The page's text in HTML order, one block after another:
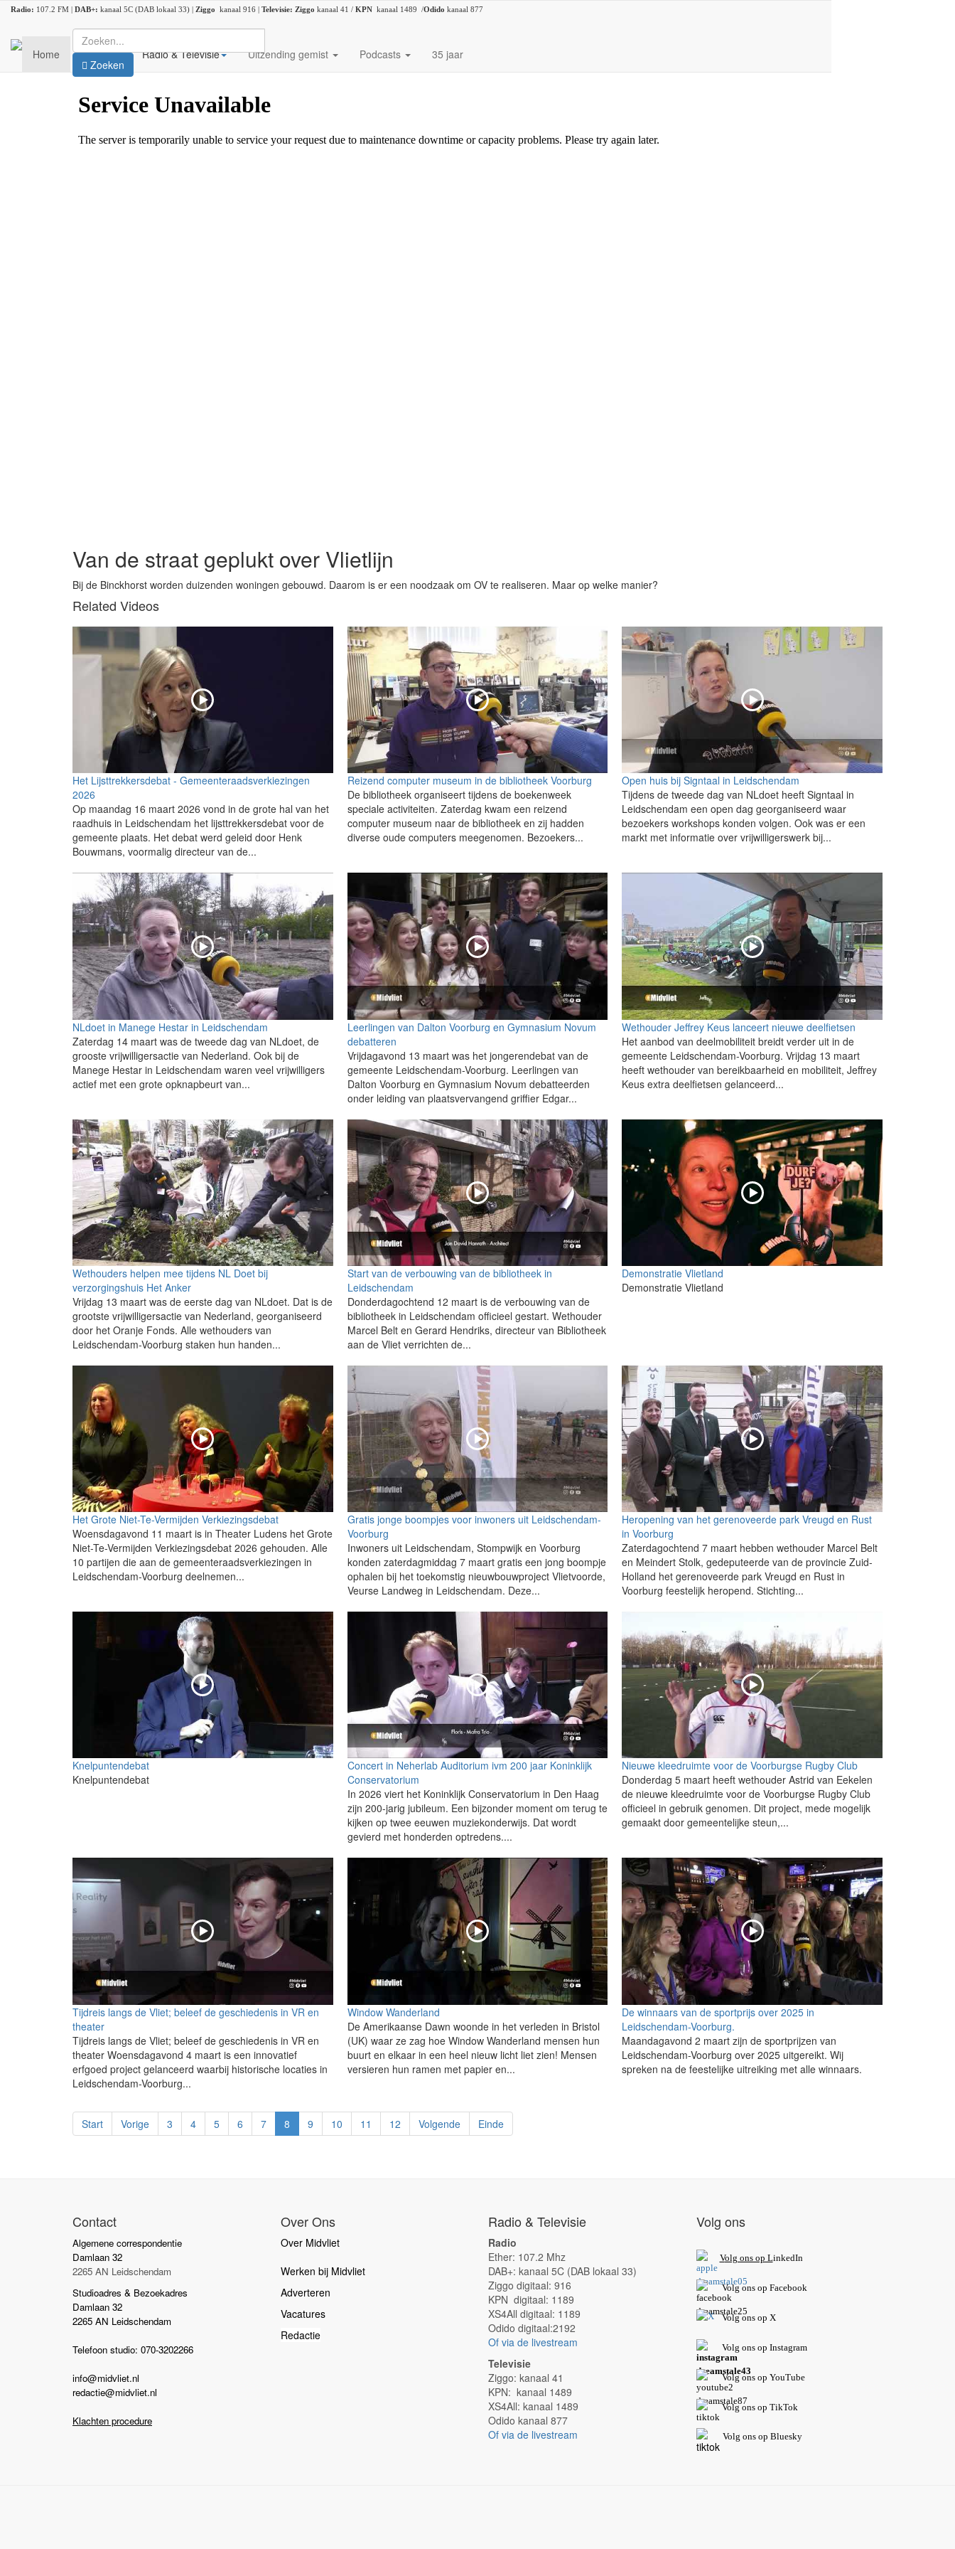
Radio: 107.2 FM | DAB+: kanaal 5C (DAB lokaal 33) | Ziggo kanaal 916 | Televisie: Ziggo kanaal 41 / KPN kanaal 1489 /Odido kanaal 877
Home Nieuws Radio & Televisie Uitzending gemist Podcasts 35 jaar
Zoeken
Van de straat geplukt over Vlietlijn
Bij de Binckhorst worden duizenden woningen gebouwd. Daarom is er een noodzaak om OV te realiseren. Maar op welke manier?
Related Videos
Het Lijsttrekkersdebat - Gemeenteraadsverkiezingen
2026
Op maandag 16 maart 2026 vond in de grote hal van het
raadhuis in Leidschendam het lijsttrekkersdebat voor de
gemeente plaats. Het debat werd geleid door Henk
Bouwmans, voormalig directeur van de...
Reizend computer museum in de bibliotheek Voorburg
De bibliotheek organiseert tijdens de boekenweek
speciale activiteiten. Zaterdag kwam een reizend
computer museum naar de bibliotheek en zij hadden
diverse oude computers meegenomen. Bezoekers...
Open huis bij Signtaal in Leidschendam
Tijdens de tweede dag van NLdoet heeft Signtaal in
Leidschendam een open dag georganiseerd waar
bezoekers workshops konden volgen. Ook was er een
markt met informatie over vrijwilligerswerk bij...
NLdoet in Manege Hestar in Leidschendam
Zaterdag 14 maart was de tweede dag van NLdoet, de
grooste vrijwilligersactie van Nederland. Ook bij de
Manege Hestar in Leidschendam waren veel vrijwilligers
actief met een grote opknapbeurt van...
Leerlingen van Dalton Voorburg en Gymnasium Novum
debatteren
Vrijdagavond 13 maart was het jongerendebat van de
gemeente Leidschendam-Voorburg. Leerlingen van
Dalton Voorburg en Gymnasium Novum debatteerden
onder leiding van plaatsvervangend griffier Edgar...
Wethouder Jeffrey Keus lanceert nieuwe deelfietsen
Het aanbod van deelmobiliteit breidt verder uit in de
gemeente Leidschendam-Voorburg. Vrijdag 13 maart
heeft wethouder van bereikbaarheid en mobiliteit, Jeffrey
Keus extra deelfietsen gelanceerd...
Wethouders helpen mee tijdens NL Doet bij
verzorgingshuis Het Anker
Vrijdag 13 maart was de eerste dag van NLdoet. Dat is de
grootste vrijwilligersactie van Nederland, georganiseerd
door het Oranje Fonds. Alle wethouders van
Leidschendam-Voorburg staken hun handen...
Start van de verbouwing van de bibliotheek in
Leidschendam
Donderdagochtend 12 maart is de verbouwing van de
bibliotheek in Leidschendam officieel gestart. Wethouder
Marcel Belt en Gerard Hendriks, directeur van Bibliotheek
aan de Vliet verrichten de...
Demonstratie Vlietland
Demonstratie Vlietland
Het Grote Niet-Te-Vermijden Verkiezingsdebat
Woensdagavond 11 maart is in Theater Ludens het Grote
Niet-Te-Vermijden Verkiezingsdebat 2026 gehouden. Alle
10 partijen die aan de gemeenteraadsverkiezingen in
Leidschendam-Voorburg deelnemen...
Gratis jonge boompjes voor inwoners uit Leidschendam-
Voorburg
Inwoners uit Leidschendam, Stompwijk en Voorburg
konden zaterdagmiddag 7 maart gratis een jong boompje
ophalen bij het toekomstig nieuwbouwproject Vlietvoorde,
Veurse Landweg in Leidschendam. Deze...
Heropening van het gerenoveerde park Vreugd en Rust
in Voorburg
Zaterdagochtend 7 maart hebben wethouder Marcel Belt
en Meindert Stolk, gedeputeerde van de provincie Zuid-
Holland het gerenoveerde park Vreugd en Rust in
Voorburg feestelijk heropend. Stichting...
Knelpuntendebat
Knelpuntendebat
Concert in Neherlab Auditorium ivm 200 jaar Koninklijk
Conservatorium
In 2026 viert het Koninklijk Conservatorium in Den Haag
zijn 200-jarig jubileum. Een bijzonder moment om terug te
kijken op twee eeuwen muziekonderwijs. Dat wordt
gevierd met honderden optredens....
Nieuwe kleedruimte voor de Voorburgse Rugby Club
Donderdag 5 maart heeft wethouder Astrid van Eekelen
de nieuwe kleedruimte voor de Voorburgse Rugby Club
officieel in gebruik genomen. Dit project, mede mogelijk
gemaakt door gemeentelijke steun,...
Tijdreis langs de Vliet; beleef de geschiedenis in VR en
theater
Tijdreis langs de Vliet; beleef de geschiedenis in VR en
theater Woensdagavond 4 maart is een innovatief
erfgoed project gelanceerd waarbij historische locaties in
Leidschendam-Voorburg...
Window Wanderland
De Amerikaanse Dawn woonde in het verleden in Bristol
(UK) waar ze zag hoe Window Wanderland mensen hun
buurt en elkaar in een heel nieuw licht liet zien! Mensen
versieren hun ramen met papier en...
De winnaars van de sportprijs over 2025 in
Leidschendam-Voorburg.
Maandagavond 2 maart zijn de sportprijzen van
Leidschendam-Voorburg over 2025 uitgereikt. Wij
spreken na de feestelijke uitreiking met alle winnaars.
Start Vorige 3 4 5 6 7 8 9 10 11 12 Volgende Einde
Contact
Algemene correspondentie
Damlaan 32
2265 AN Leidschendam
Studioadres & Bezoekadres
Damlaan 32
2265 AN Leidschendam
Telefoon studio: 070-3202266
info@midvliet.nl
redactie@midvliet.nl
Klachten procedure
Over Ons
Over Midvliet
Werken bij Midvliet
Adverteren
Vacatures
Redactie
Radio & Televisie
Radio
Ether: 107.2 Mhz
DAB+: kanaal 5C (DAB lokaal 33)
Ziggo digitaal: 916
KPN digitaal: 1189
XS4All digitaal: 1189
Odido digitaal:2192
Of via de livestream
Televisie
Ziggo: kanaal 41
KPN: kanaal 1489
XS4All: kanaal 1489
Odido kanaal 877
Of via de livestream
Volg ons
Volg ons op LinkedIn
Volg ons op Facebook
Volg ons op X
Volg ons op Instagram
Volgons op YouTube
Volg ons op TikTok
Volg ons op Bluesky